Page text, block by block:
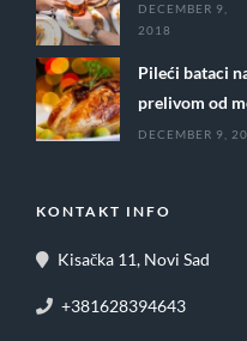
DECEMBER 9,
2018
Pileći bataci
prelivom od
DECEMBER 9,
KONTAKT INFO
Kisačka 11, Novi Sad
+381628394643